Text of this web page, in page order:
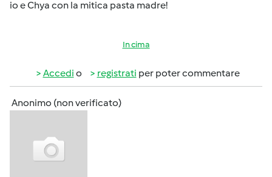
io e Chya con la mitica pasta madre!
In cima
Accedi o registrati per poter commentare
Anonimo (non verificato)